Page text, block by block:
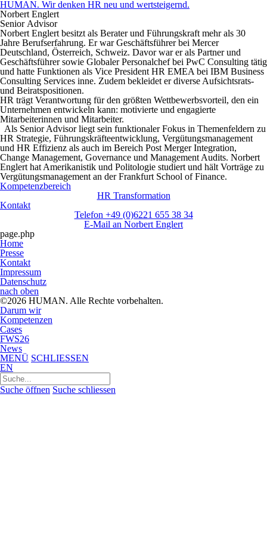
HUMAN. Wir denken HR neu und wertsteigernd.
Norbert Englert
Senior Advisor
Norbert Englert besitzt als Berater und Führungskraft mehr als 30
Jahre Berufserfahrung. Er war Geschäftsführer bei Mercer
Deutschland, Österreich, Schweiz. Davor war er als Partner und
Geschäftsführer sowie Globaler Personalchef bei PwC Consulting tätig
und hatte Funktionen als Vice President HR EMEA bei IBM Business
Consulting Services inne. Zudem bekleidet er diverse Aufsichtsrats-
und Beiratspositionen.
HR trägt Verantwortung für den größten Wettbewerbsvorteil, den ein
Unternehmen entwickeln kann: motivierte und engagierte
Mitarbeiterinnen und Mitarbeiter.
Als Senior Advisor liegt sein funktionaler Fokus in Themenfeldern zu
HR Strategie, Führungskräfteentwicklung, Vergütungsmanagement
und HR Effizienz als auch im Bereich Post Merger Integration,
Change Management, Governance und Management Audits. Norbert
Englert hat Amerikanistik und Politologie studiert und hält Vorträge zu
Vergütungsmanagement an der Frankfurt School of Finance.
Kompetenzbereich
HR Transformation
Kontakt
Telefon +49 (0)6221 655 38 34
E-Mail an Norbert Englert
page.php
Home
Presse
Kontakt
Impressum
Datenschutz
nach oben
©2026 HUMAN. Alle Rechte vorbehalten.
Darum wir
Kompetenzen
Cases
FWS26
News
MENÜ SCHLIESSEN
EN
Suchen
nach:
Suche öffnen Suche schliessen